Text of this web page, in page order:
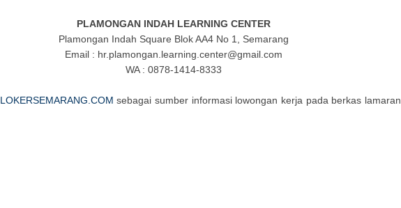
PLAMONGAN INDAH LEARNING CENTER
Plamongan Indah Square Blok AA4 No 1, Semarang
Email : hr.plamongan.learning.center@gmail.com
WA : 0878-1414-8333
LOKERSEMARANG.COM sebagai sumber informasi lowongan kerja pada berkas lamaran